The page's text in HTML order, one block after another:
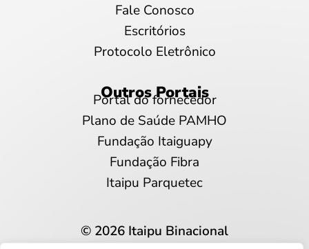
Fale Conosco
Escritórios
Protocolo Eletrônico
Outros Portais
Portal do fornecedor
Plano de Saúde PAMHO
Fundação Itaiguapy
Fundação Fibra
Itaipu Parquetec
© 2026 Itaipu Binacional